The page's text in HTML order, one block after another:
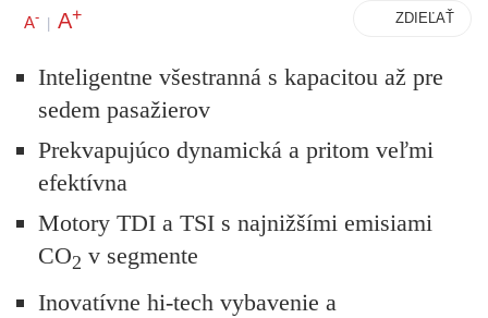
A- | A+ ZDIEĽAŤ
Inteligentne všestranná s kapacitou až pre
sedem pasažierov
Prekvapujúco dynamická a pritom veľmi
efektívna
Motory TDI a TSI s najnižšími emisiami
CO2 v segmente
Inovatívne hi-tech vybavenie a